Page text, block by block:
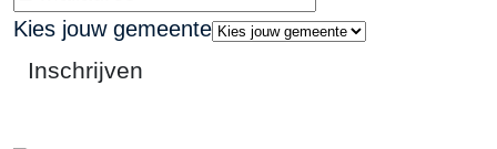
Kies jouw gemeente
Inschrijven